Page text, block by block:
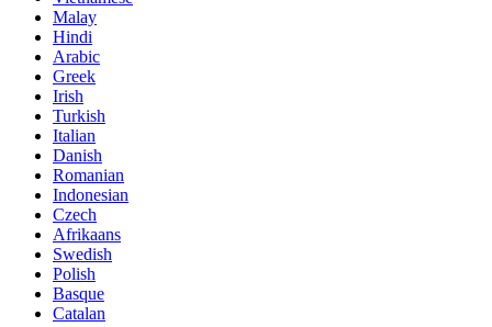
Malay
Hindi
Arabic
Greek
Irish
Turkish
Italian
Danish
Romanian
Indonesian
Czech
Afrikaans
Swedish
Polish
Basque
Catalan